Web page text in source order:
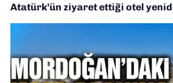
Atatürk’ün ziyaret ettiği otel